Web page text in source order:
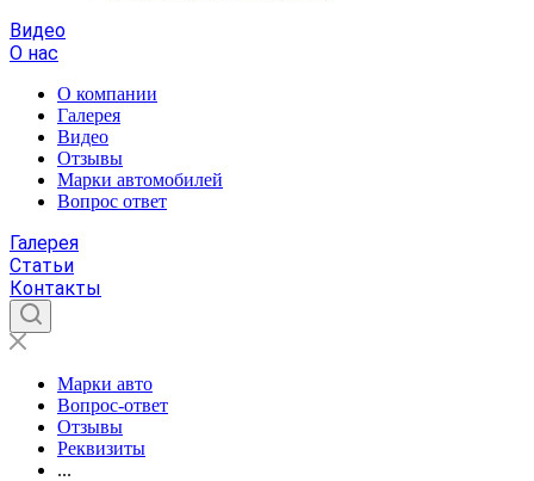
Видео
О нас
О компании
Галерея
Видео
Отзывы
Марки автомобилей
Вопрос ответ
Галерея
Статьи
Контакты
Марки авто
Вопрос-ответ
Отзывы
Реквизиты
...